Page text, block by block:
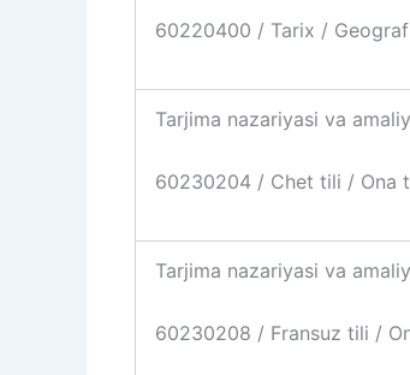
60220400 / Tarix /
Tarjima nazariyasi va
60230204 / Chet tili / Ona
Tarjima nazariyasi va
60230208 / Fransuz tili /